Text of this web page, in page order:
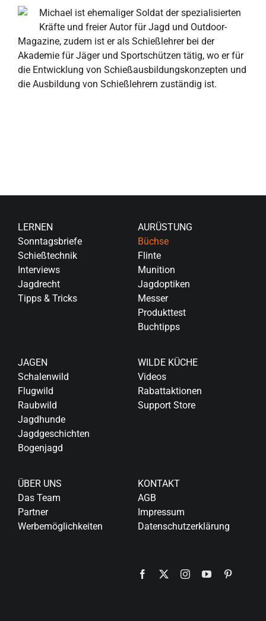
Michael ist ehemaliger Soldat der spezialisierten
Kräfte und freier Autor für Jagd und Outdoor-
Magazine, zudem ist er als Schießlehrer bei der
Akademie für Jäger und Sportschützen tätig, wo er für
die Entwicklung von Schießausbildungskonzepten und
die Ausbildung von Schießlehrern zuständig ist.
LERNEN
Sonntagsbriefe
Schießtechnik
Interviews
Jagdrecht
Tipps & Tricks
AURÜSTUNG
Büchse
Flinte
Munition
Jagdoptiken
Messer
Produkttest
Buchtipps
JAGEN
Schalenwild
Flugwild
Raubwild
Jagdhunde
Jagdgeschichten
Bogenjagd
WILDE KÜCHE
Videos
Rabattaktionen
Support Store
ÜBER UNS
Das Team
Partner
Werbemöglichkeiten
KONTAKT
AGB
Impressum
Datenschutzerklärung